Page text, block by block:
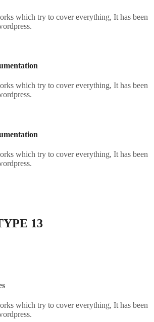
which try to cover everything, It has been
which try to cover everything, It has been
which try to cover everything, It has been
13
which try to cover everything, It has been